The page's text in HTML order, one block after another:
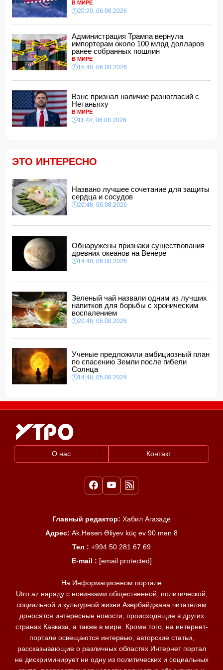
избил жену
15:00, 06.08.2026
на Венере
14:48, 06.08.2026
В Баку 40-летний мужчина погиб, упав с балкона
14:40, 06.08.2026
Джейхун Байрамов: В случае необходимости мы будем
рады поставлять газ и дружественной Украине
14:34, 06.08.2026
За семь месяцев гражданам возвращено более 191 млн
манатов
14:28, 06.08.2026
14:14, 06.08.2026
"Шохрат"
14:10, 06.08.2026
Стали известны детали контракта Наримана Ахундзаде
с "Эрзурумспором"
представителей, одного назначил на новую должность
14:00, 06.08.2026
Прогноз погоды в Азербайджане на 7 августа
12:48, 06.08.2026
гибелью граждан Азербайджана в Азовском и Чёрном
морях
12:40, 06.08.2026
В МИРЕ
20:20, 06.08.2026
Администрация Трампа вернула
импортерам около 100 млрд долларов
ранее собранных пошлин
В МИРЕ
15:48, 06.08.2026
Вэнс признал наличие разногласий с
Нетаньяху
В МИРЕ
11:48, 06.08.2026
ЭТО ИНТЕРЕСНО
Названо лучшее сочетание для защиты
сердца и сосудов
20:48, 06.08.2026
Обнаружены признаки существования
древних океанов на Венере
14:48, 06.08.2026
Зеленый чай назвали одним из лучших
напитков для борьбы с хроническим
воспалением
20:48, 05.08.2026
Ученые предложили амбициозный план
по спасению Земли после гибели
Солнца
14:48, 05.08.2026
О нас Контакт
Главный редактор: Хабил Агазаде
Адрес: Ak.Həsən Əliyev küç ev 90 mən 8
Тел : +994 50 281 67 69
E-mail : [email protected]
На Информационном портале
Utro.az наряду с новинками общественной, политической,
социальной и культурной жизни Азербайджана читателям
доносятся интересные новости, происходящие в других
странах Кавказа, а также в мире. Кроме того, на интернет-
портале освещаются интервью, авторские статьи,
рассказывающие о различных областях Интернет портал
не дискриминирует ни одну из политических и социальных